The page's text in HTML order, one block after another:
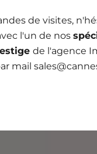
de visites,
l'un de nos
de l'agence
mail